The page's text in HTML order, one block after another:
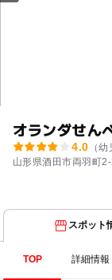
オランダせん
4.0 （幼
山形県酒田市両羽町
スポット
TOP 詳細情報